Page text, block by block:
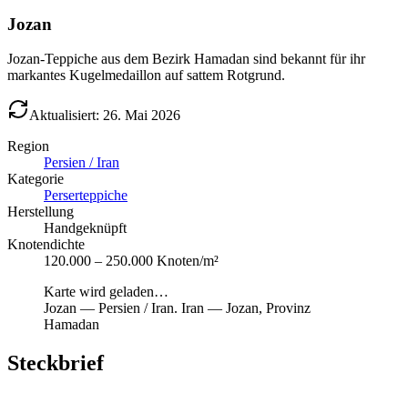
Jozan
Jozan-Teppiche aus dem Bezirk Hamadan sind bekannt für ihr
markantes Kugelmedaillon auf sattem Rotgrund.
Aktualisiert: 26. Mai 2026
Region
Persien / Iran
Kategorie
Perserteppiche
Herstellung
Handgeknüpft
Knotendichte
120.000 – 250.000 Knoten/m²
Karte wird geladen…
Jozan — Persien / Iran. Iran — Jozan, Provinz
Hamadan
Steckbrief